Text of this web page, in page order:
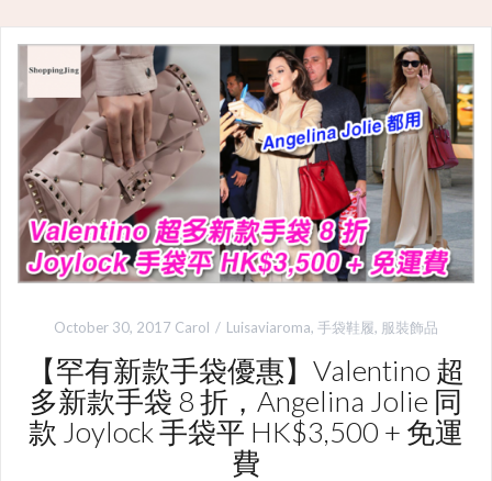
October 30, 2017 Carol Luisaviaroma, 手袋鞋履, 服裝飾品
【罕有新款手袋優惠】Valentino 超
多新款手袋 8 折，Angelina Jolie 同
款 Joylock 手袋平 HK$3,500 + 免運
費